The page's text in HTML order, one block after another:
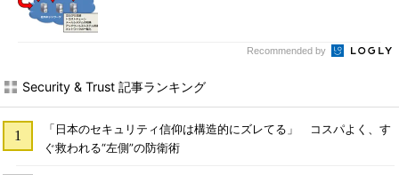
Recommended by
Security & Trust 記事ランキング
「日本のセキュリティ信仰は構造的にズレてる」 コスパよく、す
ぐ救われる“左側”の防衛術